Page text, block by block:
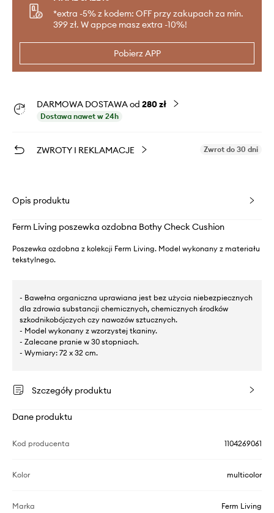
*extra -5% z kodem: OFF przy zakupach za min.
399 zł. W appce masz extra -10%!
Pobierz APP
DARMOWA DOSTAWA od 280 zł
Dostawa nawet w 24h
ZWROTY I REKLAMACJE Zwrot do 30 dni
Opis produktu
Ferm Living poszewka ozdobna Bothy Check Cushion
Poszewka ozdobna z kolekcji Ferm Living. Model wykonany z materiału
tekstylnego.
- Bawełna organiczna uprawiana jest bez użycia niebezpiecznych
dla zdrowia substancji chemicznych, chemicznych środków
szkodnikobójczych czy nawozów sztucznych.
- Model wykonany z wzorzystej tkaniny.
- Zalecane pranie w 30 stopniach.
- Wymiary: 72 x 32 cm.
Szczegóły produktu
Dane produktu
Kod producenta 1104269061
Kolor multicolor
Marka Ferm Living